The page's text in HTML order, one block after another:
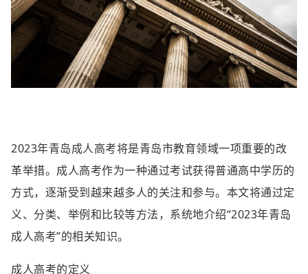
2023年青岛成人高考将是青岛市教育领域一项重要的改
革举措。成人高考作为一种通过考试获得普通高中学历的
方式，逐渐受到越来越多人的关注和参与。本文将通过定
义、分类、举例和比较等方法，系统地介绍“2023年青岛
成人高考”的相关知识。
成人高考的定义